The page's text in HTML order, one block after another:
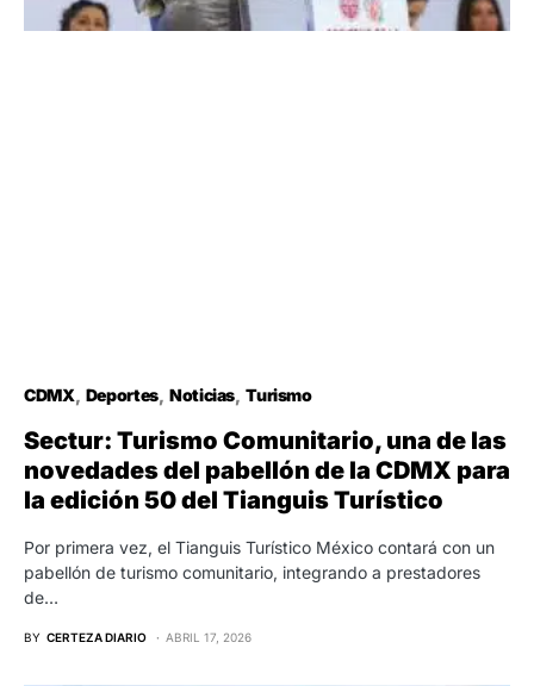
CDMX Deportes Noticias Turismo
Sectur: Turismo Comunitario, una de las
novedades del pabellón de la CDMX para
la edición 50 del Tianguis Turístico
Por primera vez, el Tianguis Turístico México contará con un
pabellón de turismo comunitario, integrando a prestadores
de…
BY CERTEZA DIARIO ABRIL 17, 2026